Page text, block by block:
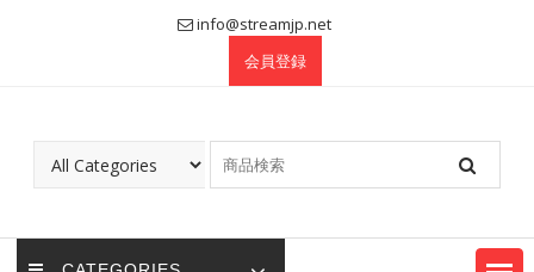
info@streamjp.net
会員登録